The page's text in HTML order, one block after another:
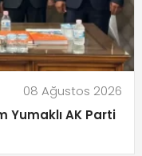
08 Ağustos 2026
Yumaklı AK Parti